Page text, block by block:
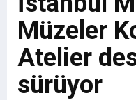
Müzeler
Atelier
sürüyor